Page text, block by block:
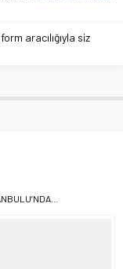
aracılığıyla siz